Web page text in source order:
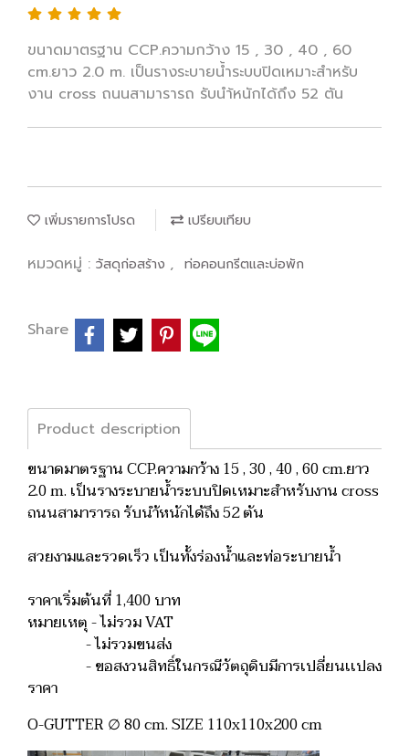
ขนาดมาตรฐาน CCP.ความกว้าง 15 , 30 , 40 , 60
cm.ยาว 2.0 m. เป็นรางระบายน้ำระบบปิดเหมาะสำหรับ
งาน cross ถนนสามารารถ รับนำ้หนักได้ถึง 52 ตัน
เพิ่มรายการโปรด เปรียบเทียบ
หมวดหมู่ : วัสดุก่อสร้าง , ท่อคอนกรีตและบ่อพัก
Share
Product description
ขนาดมาตรฐาน CCP.ความกว้าง 15 , 30 , 40 , 60 cm.ยาว
2.0 m. เป็นรางระบายน้ำระบบปิดเหมาะสำหรับงาน cross
ถนนสามารารถ รับนำ้หนักได้ถึง 52 ตัน
สวยงามและรวดเร็ว เป็นทั้งร่องน้ำและท่อระบายน้ำ
ราคาเริ่มต้นที่ 1,400 บาท
หมายเหตุ - ไม่รวม VAT
- ไม่รวมขนส่ง
- ขอสงวนสิทธิ์ในกรณีวัตถุดิบมีการเปลี่ยนเเปลง
ราคา
O-GUTTER ∅ 80 cm. SIZE 110x110x200 cm